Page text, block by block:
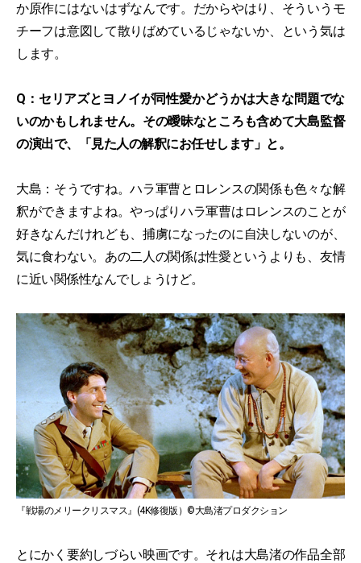
か原作にはないはずなんです。だからやはり、そういうモ
チーフは意図して散りばめているじゃないか、という気は
します。
Q：セリアズとヨノイが同性愛かどうかは大きな問題でな
いのかもしれません。その曖昧なところも含めて大島監督
の演出で、「見た人の解釈にお任せします」と。
大島：そうですね。ハラ軍曹とロレンスの関係も色々な解
釈ができますよね。やっぱりハラ軍曹はロレンスのことが
好きなんだけれども、捕虜になったのに自決しないのが、
気に食わない。あの二人の関係は性愛というよりも、友情
に近い関係性なんでしょうけど。
『戦場のメリークリスマス』(4K修復版）©大島渚プロダクション
とにかく要約しづらい映画です。それは大島渚の作品全部